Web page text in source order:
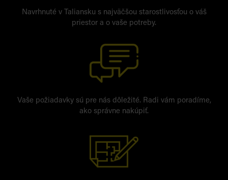
Navrhnuté v Taliansku s najväčšou starostlivosťou o váš
priestor a o vaše potreby.
Vaše požiadavky sú pre nás dôležité. Radi vám poradíme,
ako správne nakúpiť.